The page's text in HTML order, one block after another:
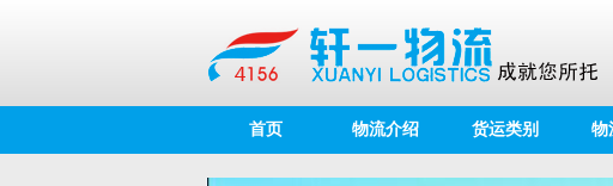
首页 物流介绍 货运类别 物